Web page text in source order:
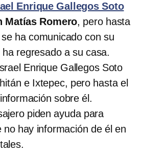
Enrique Gallegos Soto
Matías Romero, pero hasta
ha comunicado con su
regresado a su casa.
Enrique Gallegos Soto
e Ixtepec, pero hasta el
sobre él.
piden ayuda para
no hay información de él en